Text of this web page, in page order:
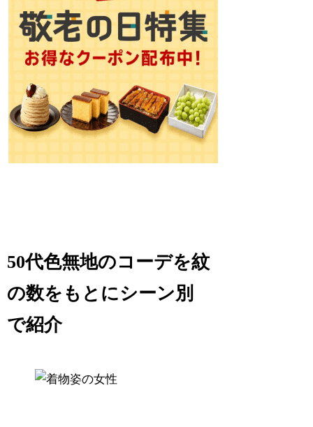
50代色無地のコーデを紋
の数をもとにシーン別
で紹介